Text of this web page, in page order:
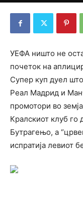
УЕФА ништо не
почеток на
Супер куп дуел
Реал Мадрид и
промотори во
Кралскиот клуб
Бутрагењо, а
испратија левиот